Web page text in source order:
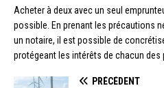
Acheter à deux avec un seul
possible. En prenant les précautions
un notaire, il est possible de
protégeant les intérêts de chacun des
PRÉCÉDENT